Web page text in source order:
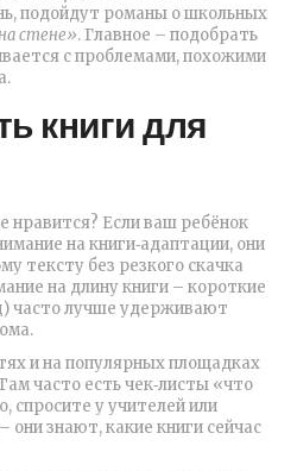
подойдут романы о школьных
стене». Главное – подобрать
с проблемами, похожими
книги для
нравится? Если ваш ребёнок
на книги‑адаптации, они
тексту без резкого скачка
на длину книги – короткие
часто лучше удерживают
и на популярных площадках
часто есть чек‑листы «что
спросите у учителей или
знают, какие книги сейчас